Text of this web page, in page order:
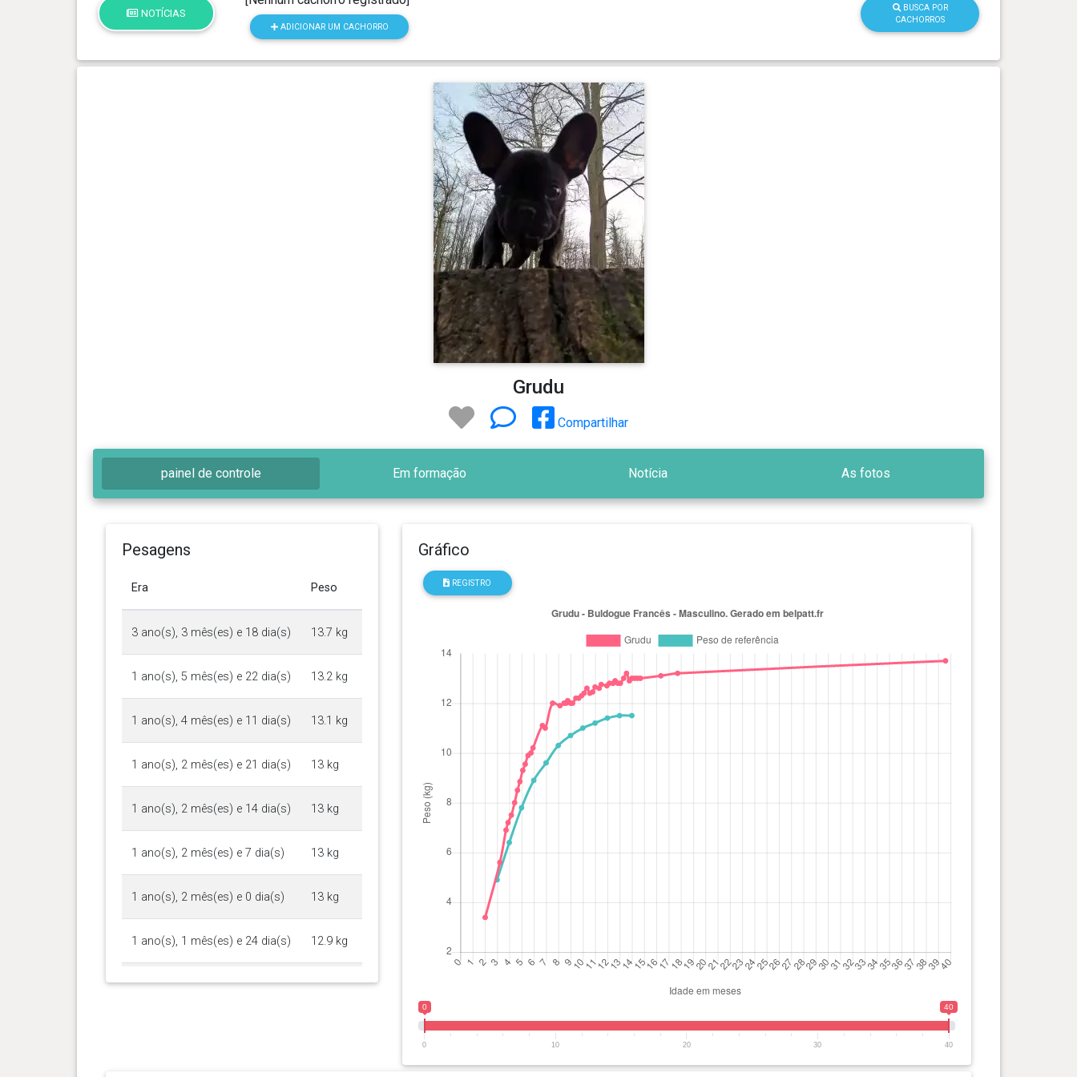
NOTÍCIAS
ADICIONAR UM CACHORRO
BUSCA POR
CACHORROS
Grudu
Compartilhar
painel de controle Em formação Notícia As fotos
Pesagens
Era Peso
3 ano(s), 3 mês(es) e 18 dia(s) 13.7 kg
1 ano(s), 5 mês(es) e 22 dia(s) 13.2 kg
1 ano(s), 4 mês(es) e 11 dia(s) 13.1 kg
1 ano(s), 2 mês(es) e 21 dia(s) 13 kg
1 ano(s), 2 mês(es) e 14 dia(s) 13 kg
1 ano(s), 2 mês(es) e 7 dia(s) 13 kg
1 ano(s), 2 mês(es) e 0 dia(s) 13 kg
1 ano(s), 1 mês(es) e 24 dia(s) 12.9 kg
1 ano(s), 1 mês(es) e 17 dia(s) 13.2 kg
Gráfico
REGISTRO
0 40
0 10 20 30 40